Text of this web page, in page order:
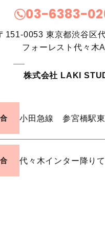
03-6383-
151-0053 東京都渋谷区
フォーレスト代々木
株式会社 LAKI
小田急線 参宮橋駅
代々木インター降り